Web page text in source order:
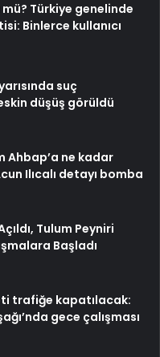
Türkiye genelinde
Binlerce kullanıcı
suç
düşüş görüldü
Ahbap’a ne kadar
Ilıcalı detayı bomba
Tulum Peyniri
Başladı
trafiğe kapatılacak:
gece çalışması